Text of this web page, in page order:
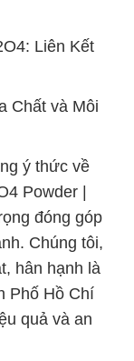
Liên Kết
Chất và Môi
ý thức về
Powder |
đóng góp
Chúng tôi,
hân hạnh là
Phố Hồ Chí
quả và an